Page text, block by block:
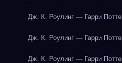
Дж. К. Роулинг — Гарри
Дж. К. Роулинг — Гарри
Дж. К. Роулинг — Гарри